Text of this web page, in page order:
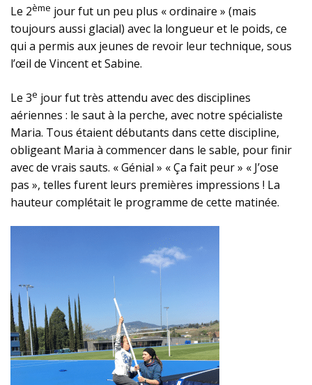
Le 2ème jour fut un peu plus « ordinaire » (mais
toujours aussi glacial) avec la longueur et le poids, ce
qui a permis aux jeunes de revoir leur technique, sous
l’œil de Vincent et Sabine.
Le 3e jour fut très attendu avec des disciplines
aériennes : le saut à la perche, avec notre spécialiste
Maria. Tous étaient débutants dans cette discipline,
obligeant Maria à commencer dans le sable, pour finir
avec de vrais sauts. « Génial » « Ça fait peur » « J’ose
pas », telles furent leurs premières impressions ! La
hauteur complétait le programme de cette matinée.